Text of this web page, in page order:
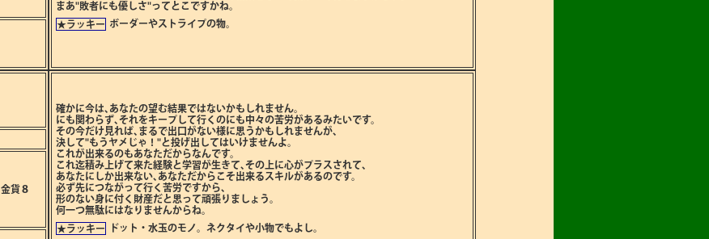
まあ"敗者にも優しさ"ってとこですかね。
★ラッキー ボーダーやストライプの物。
金貨８
確かに今は､あなたの望む結果ではないかもしれません。
にも関わらず､それをキープして行くのにも中々の苦労があるみたいです。
その今だけ見れば､まるで出口がない様に思うかもしれませんが､
決して"もうヤメじゃ！"と投げ出してはいけませんよ。
これが出来るのもあなただからなんです。
これ迄積み上げて来た経験と学習が生きて､その上に心がプラスされて､
あなたにしか出来ない､あなただからこそ出来るスキルがあるのです。
必ず先につながって行く苦労ですから､
形のない身に付く財産だと思って頑張りましょう。
何一つ無駄にはなりませんからね。
★ラッキー
ドット・水玉のモノ。ネクタイや小物でもよし。